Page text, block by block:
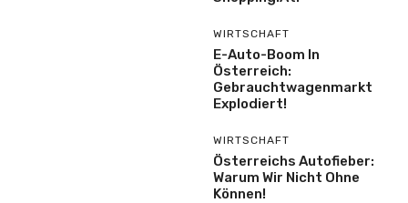
WIRTSCHAFT
E-Auto-Boom In
Österreich:
Gebrauchtwagenmarkt
Explodiert!
WIRTSCHAFT
Österreichs Autofieber:
Warum Wir Nicht Ohne
Können!